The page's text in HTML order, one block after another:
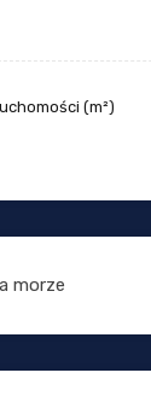
(m²)
morze